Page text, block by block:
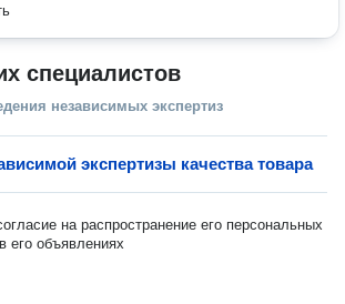
специалистов
независимых экспертиз
экспертизы качества товара
на распространение его персональных
его объявлениях